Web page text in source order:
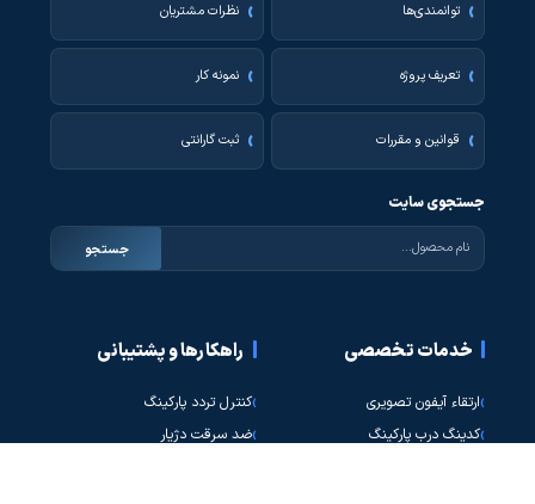
توانمندی‌ها نظرات مشتریان
تعریف پروژه نمونه کار
قوانین و مقررات ثبت گارانتی
جستجوی سایت
جستجو
خدمات تخصصی
ارتقاء آیفون تصویری
کدینگ درب پارکینگ
راهکارها و پشتیبانی
کنترل تردد پارکینگ
ضد سرقت دژیار